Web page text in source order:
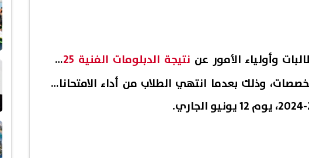
وأولياء الأمور عن
نتيجة الدبلومات الفنية 2025
وذلك بعدما انتهي الطلاب من أداء الامتحانات